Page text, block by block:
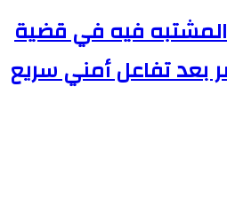
فيه في قضية
بعد تفاعل أمني سريع